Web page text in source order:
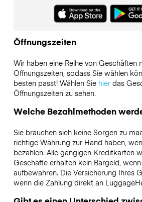
Öffnungszeiten
Wir haben eine Reihe von Geschäften
Öffnungszeiten, sodass Sie wählen
besten passt! Wählen Sie hierdas
Öffnungszeiten zu sehen.
Welche Bezahlmethoden
Sie brauchen sich keine Sorgen zu
richtige Währung zur Hand haben,
bezahlen. Alle gängigen Kreditkarten
Geschäfte erhalten kein Bargeld,
aufbewahren. Die Versicherung Ihres
wenn die Zahlung direkt an